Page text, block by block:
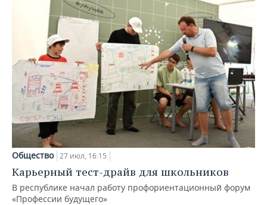
Общество 27 июл, 16:15
Карьерный тест-драйв для школьников
В республике начал работу профориентационный форум
«Профессии будущего»